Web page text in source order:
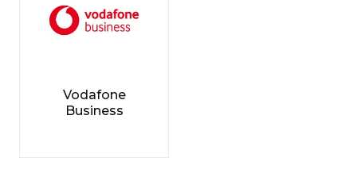
Vodafone
Business